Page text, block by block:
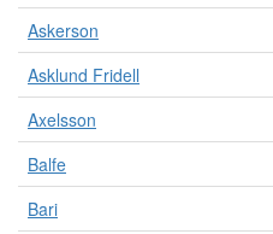
s
r
Askerson
Asklund Fridell
Axelsson
Balfe
Bari